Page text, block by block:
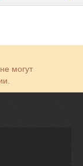
, не могут